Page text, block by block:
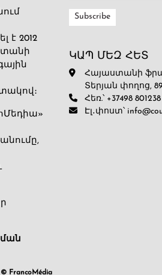
է 2012
ԿԱՊ ՄԵԶ ՀԵՏ
Հայաստանի
Տերյան փողոց,
Հեռ.՝ +37498 801238
Էլ․փոստ՝